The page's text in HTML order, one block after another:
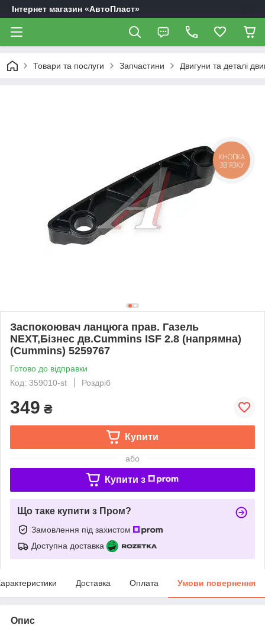
Інтернет магазин «АвтоПласт»
Товари та послуги Запчастини Двигуни та деталі
Заспокоювач ланцюга прав. Газель
NEXT,Бiзнес дв.Cummins ISF 2.8 (напрямна)
(Cummins) 5259767
Готово до відправки
Код: 359010-st
Роздріб
349 ₴
Купити
або
Купити з
Що таке купити з Пром?
Замовлення під захистом
Доступна доставка
Доставка Оплата Умови повернення
Опис
КНОПКА
ЗВ'ЯЗКУ